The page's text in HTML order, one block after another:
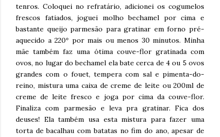
tenros. Coloquei no refratário, adicionei os cogumelos
frescos fatiados, joguei molho bechamel por cima e
bastante queijo parmesão para gratinar em forno pré-
aquecido a 220º por mais ou menos 30 minutos. Minha
mãe também faz uma ótima couve-flor gratinada com
ovos, no lugar do bechamel ela bate cerca de 4 ou 5 ovos
grandes com o fouet, tempera com sal e pimenta-do-
reino, mistura uma caixa de creme de leite ou 200ml de
creme de leite fresco e joga por cima da couve-flor.
Finaliza com parmesão e leva pra gratinar. Fica dos
deuses! Ela também usa esta mistura para fazer uma
torta de bacalhau com batatas no fim do ano, apesar de